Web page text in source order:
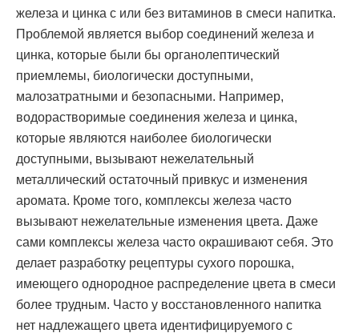
железа и цинка с или без витаминов в смеси напитка.
Проблемой является выбор соединений железа и
цинка, которые были бы органолептический
приемлемы, биологически доступными,
малозатратными и безопасными. Например,
водорастворимые соединения железа и цинка,
которые являются наиболее биологически
доступными, вызывают нежелательный
металлический остаточный привкус и изменения
аромата. Кроме того, комплексы железа часто
вызывают нежелательные изменения цвета. Даже
сами комплексы железа часто окрашивают себя. Это
делает разработку рецептуры сухого порошка,
имеющего однородное распределение цвета в смеси
более трудным. Часто у восстановленного напитка
нет надлежащего цвета идентифицируемого с